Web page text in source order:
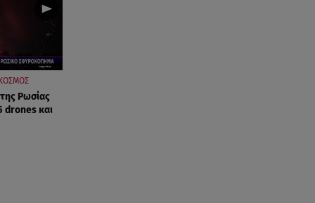
ΚΟΣΜΟΣ
Ρωσίας
drones και